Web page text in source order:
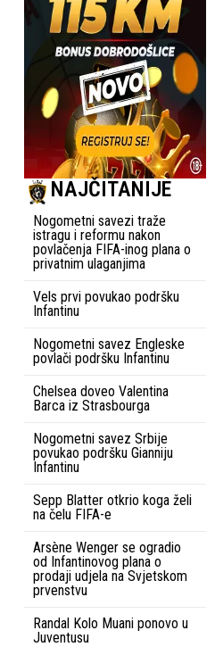
NAJČITANIJE
Nogometni savezi traže
istragu i reformu nakon
povlačenja FIFA-inog plana o
privatnim ulaganjima
Vels prvi povukao podršku
Infantinu
Nogometni savez Engleske
povlači podršku Infantinu
Chelsea doveo Valentina
Barca iz Strasbourga
Nogometni savez Srbije
povukao podršku Gianniju
Infantinu
Sepp Blatter otkrio koga želi
na čelu FIFA-e
Arsène Wenger se ogradio
od Infantinovog plana o
prodaji udjela na Svjetskom
prvenstvu
Randal Kolo Muani ponovo u
Juventusu